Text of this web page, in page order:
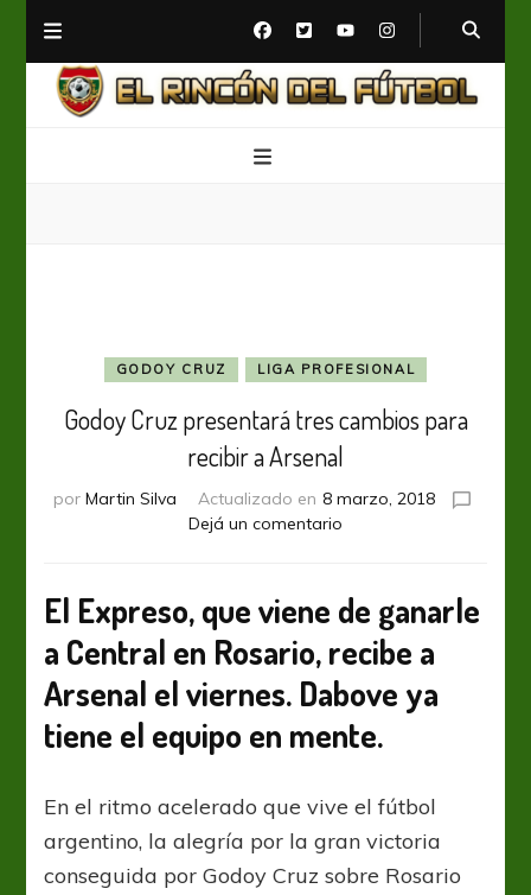
GODOY CRUZ LIGA PROFESIONAL
Godoy Cruz presentará tres cambios para
recibir a Arsenal
por Martin Silva Actualizado en 8 marzo, 2018
Dejá un comentario
presentará
tres
cambios
para
recibir
a
Arsenal
El Expreso, que viene de ganarle
a Central en Rosario, recibe a
Arsenal el viernes. Dabove ya
tiene el equipo en mente.
En el ritmo acelerado que vive el fútbol
argentino, la alegría por la gran victoria
conseguida por Godoy Cruz sobre Rosario